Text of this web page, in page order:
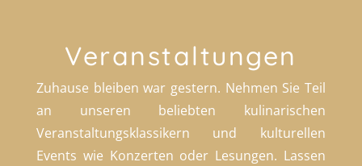
Veranstaltungen
Zuhause bleiben war gestern. Nehmen Sie Teil
an unseren beliebten kulinarischen
Veranstaltungsklassikern und kulturellen
Events wie Konzerten oder Lesungen. Lassen